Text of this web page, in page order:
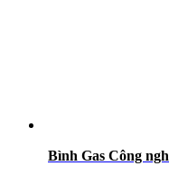
Bình Gas Công